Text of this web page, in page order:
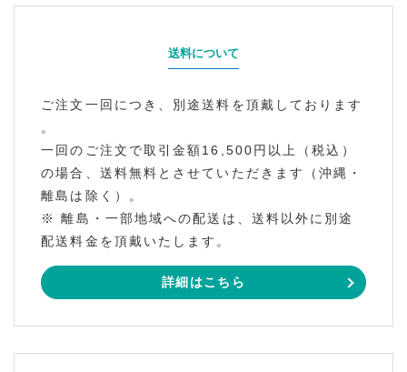
送料について
ご注文一回につき、別途送料を頂戴しております
。
一回のご注文で取引金額16,500円以上（税込）
の場合、送料無料とさせていただきます（沖縄・
離島は除く）。
※ 離島・一部地域への配送は、送料以外に別途
配送料金を頂戴いたします。
詳細はこちら